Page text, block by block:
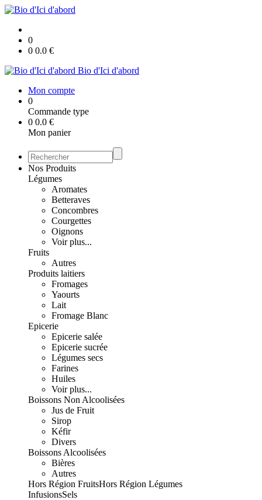
0
0 0.0 €
Bio d'Ici d'abord
Mon compte
0
Commande type
0 0.0 €
Mon panier
Nos Produits
Légumes
Aromates
Betteraves
Concombres
Courgettes
Oignons
Voir plus...
Fruits
Autres
Produits laitiers
Fromages
Yaourts
Lait
Fromage Blanc
Epicerie
Epicerie salée
Epicerie sucrée
Légumes secs
Farines
Huiles
Voir plus...
Boissons Non Alcoolisées
Jus de Fruit
Sirop
Kéfir
Divers
Boissons Alcoolisées
Bières
Autres
Hors Région FruitsHors Région Légumes
InfusionsSels